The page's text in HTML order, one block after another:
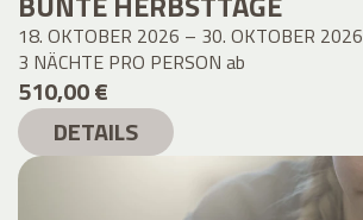
18. OKTOBER 2026 – 30. OKTOBER 2026
3 NÄCHTE PRO PERSON ab
510,00 €
DETAILS